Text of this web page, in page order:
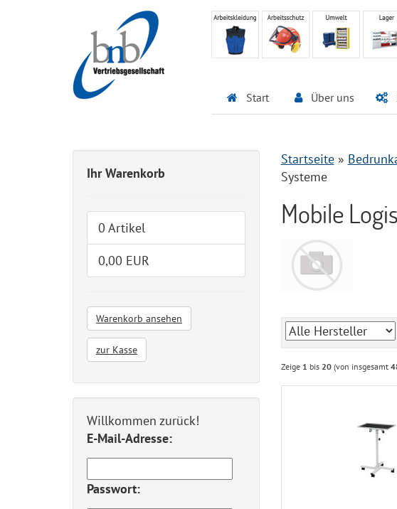
Start Über uns
Ihr Warenkorb
0 Artikel
0,00 EUR
Warenkorb ansehen
zur Kasse
Willkommen zurück!
E-Mail-Adresse:
Passwort:
Startseite»
Systeme
Mobile
Zeige 1 bis 20(von insgesamt